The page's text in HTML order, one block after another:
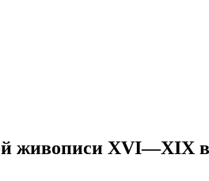
живописи XVI—XIX